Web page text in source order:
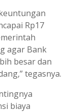
Rp17
agar Bank
besar dan
tegasnya.
biaya